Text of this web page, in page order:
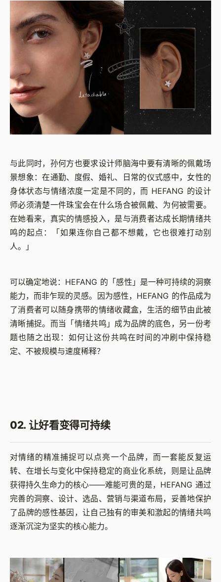
与此同时，孙何方也要求设计师脑海中要有清晰的佩戴场
景想象：在通勤、度假、婚礼、日常的仪式感中，女性的
身体状态与情绪浓度一定是不同的，而 HEFANG 的设计
师必须清楚一件珠宝会在什么场合被佩戴、为何被需要。
在她看来，真实的情感投入，是与消费者达成长期情绪共
鸣的起点：「如果连你自己都不想戴，它也很难打动别
人。」
可以确定地说：HEFANG 的「感性」是一种可持续的洞察
能力，而非乍现的灵感。因为感性，HEFANG 的作品成为
了消费者可以随身携带的情绪收藏盒，生活的细节由此被
清晰捕捉。而当「情绪共鸣」成为品牌的底色，另一份考
题也随之出现：如何让这份共鸣在时间的冲刷中保持稳
定、不被规模与速度稀释？
02. 让好看变得可持续
对情绪的精准捕捉可以点亮一个品牌，而一套能反复运
转、在增长与变化中保持稳定的商业化系统，则是让品牌
获得持久生命力的核心——难能可贵的是，HEFANG 通过
完善的洞察、设计、选品、营销与渠道布局，妥善地保护
了品牌的感性基因，让自己独有的审美和激起的情绪共鸣
逐渐沉淀为坚实的核心能力。